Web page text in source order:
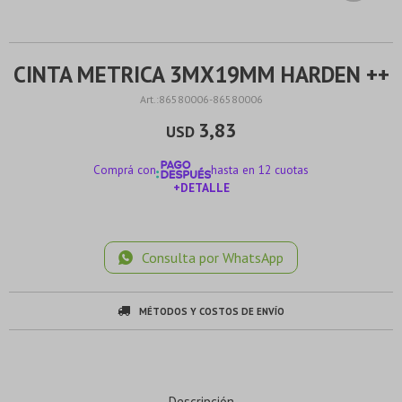
CINTA METRICA 3MX19MM HARDEN ++
86580006-86580006
USD 3,83
Comprá con
hasta en 12 cuotas
+DETALLE
Consulta por WhatsApp
MÉTODOS Y COSTOS DE ENVÍO